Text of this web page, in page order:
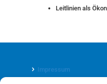
Leitlinien als
Impressum